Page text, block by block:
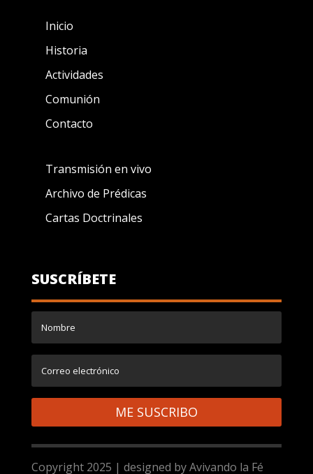
Inicio
Historia
Actividades
Comunión
Contacto
Transmisión en vivo
Archivo de Prédicas
Cartas Doctrinales
SUSCRÍBETE
ME SUSCRIBO
Copyright 2025 | designed by Avivando la Fé